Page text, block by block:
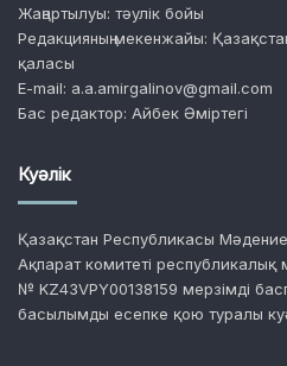
Жаңартылуы: тәулік бойы
Редакцияның мекенжайы:
қаласы
E-mail: a.a.amirgalinov@gmail.com
Бас редактор: Айбек Әміртегі
Куәлік
Қазақстан Республикасы
Ақпарат комитеті республикалық
№ KZ43VPY00138159 мерзімді
басылымды есепке қою туралы